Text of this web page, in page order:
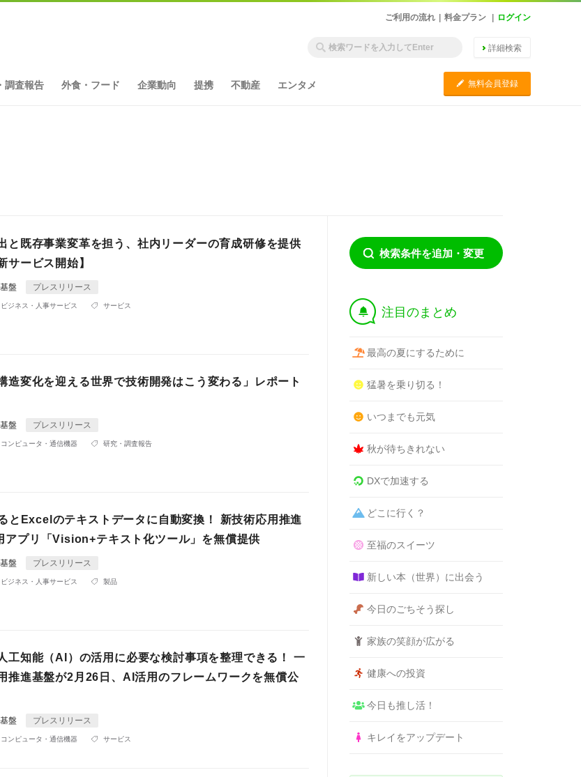
ご利用の流れ 料金プラン ログイン
詳細検索
調査報告 外食・フード 企業動向 提携 不動産 エンタメ C 無料会員登録
と既存事業変革を担う、社内リーダーの育成研修を提供
サービス開始】
盤 プレスリリース
ビジネス・人事サービス サービス
造変化を迎える世界で技術開発はこう変わる」レポート
盤 プレスリリース
コンピュータ・通信機器 研究・調査報告
とExcelのテキストデータに自動変換！ 新技術応用推進
プリ「Vision+テキスト化ツール」を無償提供
盤 プレスリリース
ビジネス・人事サービス 製品
工知能（AI）の活用に必要な検討事項を整理できる！ 一
推進基盤が2月26日、AI活用のフレームワークを無償公
盤 プレスリリース
コンピュータ・通信機器 サービス
検索条件を追加・変更
† 注目のまとめ
最高の夏にするために
猛暑を乗り切る！
いつまでも元気
秋が待ちきれない
DXで加速する
どこに行く？
至福のスイーツ
新しい本（世界）に出会う
今日のごちそう探し
家族の笑顔が広がる
健康への投資
今日も推し活！
キレイをアップデート